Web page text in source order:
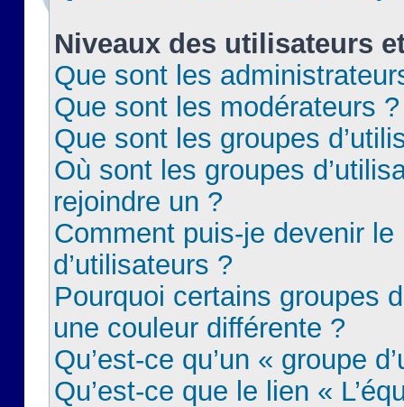
Niveaux des utilisateurs
Que sont les
Que sont les modérateurs ?
Que sont les groupes
Où sont les groupes
rejoindre un ?
Comment puis-je devenir le
d’utilisateurs ?
Pourquoi certains groupes
une couleur différente ?
Qu’est-ce qu’un « groupe
Qu’est-ce que le lien «